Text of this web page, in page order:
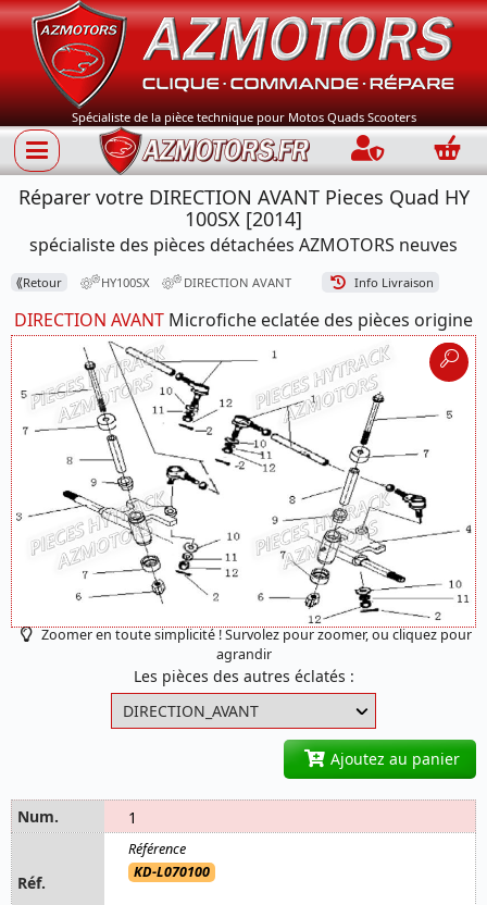
Spécialiste de la pièce technique pour Motos Quads Scooters
Connection
Réparer votre DIRECTION AVANT Pieces Quad HY
100SX [2014]
spécialiste des pièces détachées AZMOTORS neuves
⟪Retour HY100SX DIRECTION AVANT Info Livraison
DIRECTION AVANT Microfiche eclatée des pièces origine
Zoomer en toute simplicité ! Survolez pour zoomer, ou cliquez pour
agrandir
Les pièces des autres éclatés :
Ajoutez au panier
1
KD-L070100